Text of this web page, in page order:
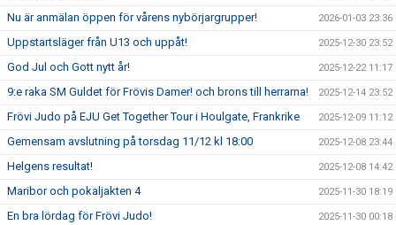
Nu är anmälan öppen för vårens nybörjargrupper! 2026-01-03 23:36
Uppstartsläger från U13 och uppåt! 2025-12-30 23:52
God Jul och Gott nytt år! 2025-12-22 11:17
9:e raka SM Guldet för Frövis Damer! och brons till herrarna! 2025-12-14 23:52
Frövi Judo på EJU Get Together Tour i Houlgate, Frankrike 2025-12-09 11:12
Gemensam avslutning på torsdag 11/12 kl 18:00 2025-12-08 23:44
Helgens resultat! 2025-12-08 14:42
Maribor och pokaljakten 4 2025-11-30 18:19
En bra lördag för Frövi Judo! 2025-11-30 00:18